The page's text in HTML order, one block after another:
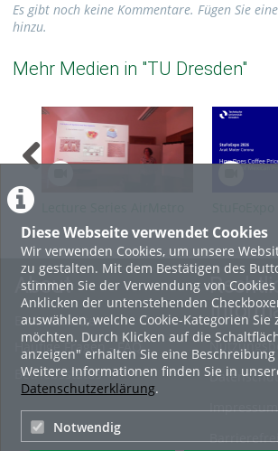
Diese Webseite verwendet Cookies
Wir verwenden Cookies, um unsere
zu gestalten. Mit dem Bestätigen des
stimmen Sie der Verwendung von
Anklicken der untenstehenden
auswählen, welche Cookie-Kategorien Sie
möchten. Durch Klicken auf die
anzeigen" erhalten Sie eine
Weitere Informationen finden Sie in
Datenschutzerklärung.
Notwendig
Es gibt noch keine Kommentare. Fügen Sie
hinzu.
Mehr Medien in "TU Dresden"
SS2026 Guest A.
Guehnemann
Does
Volatility
Income of
Producers?
About
Erste Schritte
Häufige Fragen - FAQ
Betriebsstatus
Impressum